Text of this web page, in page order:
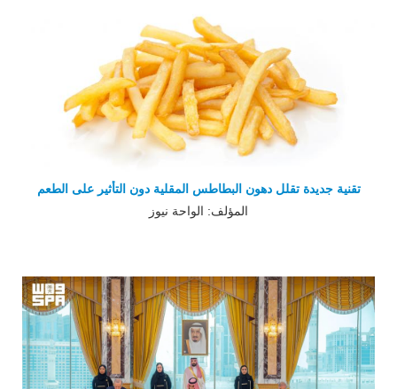
تقنية جديدة تقلل دهون البطاطس المقلية دون التأثير على الطعم
المؤلف: الواحة نيوز